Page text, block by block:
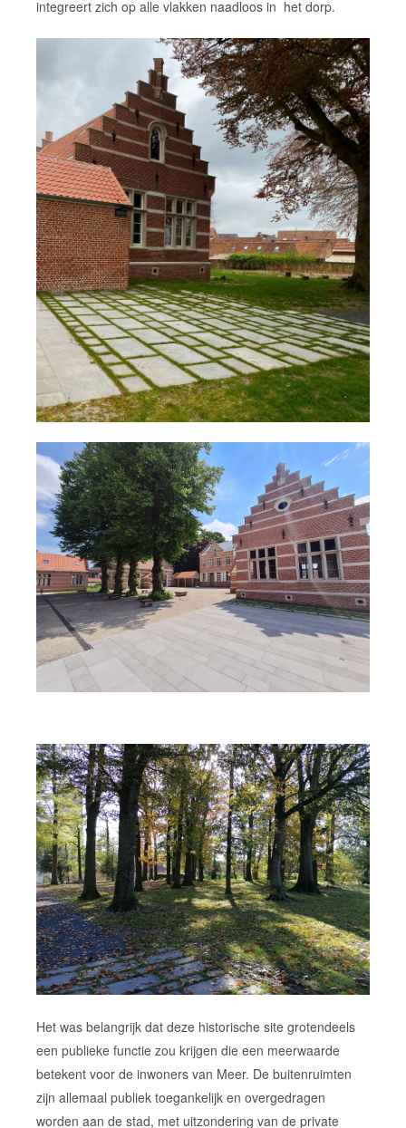
integreert zich op alle vlakken naadloos in het dorp.
Het was belangrijk dat deze historische site grotendeels
een publieke functie zou krijgen die een meerwaarde
betekent voor de inwoners van Meer. De buitenruimten
zijn allemaal publiek toegankelijk en overgedragen
worden aan de stad, met uitzondering van de private